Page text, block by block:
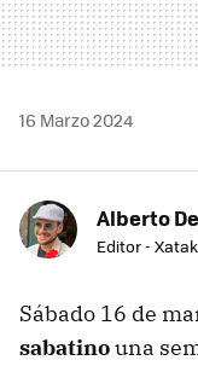
16 Marzo 2024
Alberto
Editor -
Sábado 16 de
sabatinouna